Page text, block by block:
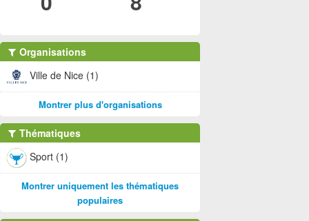
Organisations
Ville de Nice (1)
Montrer plus d'organisations
Thématiques
Sport (1)
Montrer uniquement les thématiques
populaires